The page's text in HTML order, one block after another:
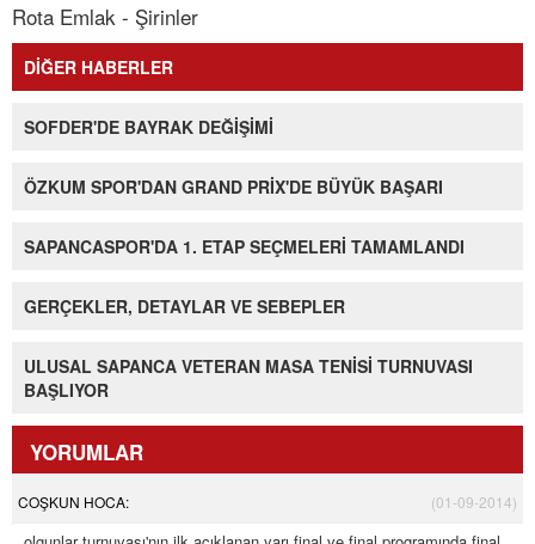
Rota Emlak - Şirinler
DİĞER HABERLER
SOFDER'DE BAYRAK DEĞİŞİMİ
ÖZKUM SPOR'DAN GRAND PRİX'DE BÜYÜK BAŞARI
SAPANCASPOR'DA 1. ETAP SEÇMELERİ TAMAMLANDI
GERÇEKLER, DETAYLAR VE SEBEPLER
ULUSAL SAPANCA VETERAN MASA TENİSİ TURNUVASI
BAŞLIYOR
YORUMLAR
COŞKUN HOCA: (01-09-2014)